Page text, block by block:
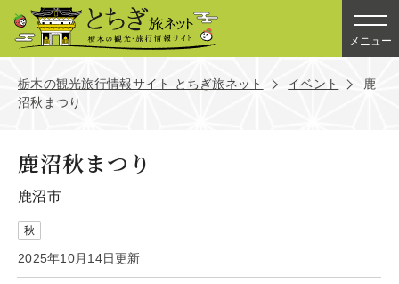
メニュー
栃木の観光旅行情報サイト とちぎ旅ネット イベント
鹿
沼秋まつり
鹿沼秋まつり
鹿沼市
秋
2025年10月14日更新